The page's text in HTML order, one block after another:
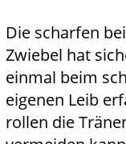
Die scharfen
Zwiebel hat
einmal beim
eigenen Leib
rollen die